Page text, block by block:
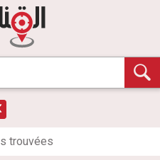
s trouvées